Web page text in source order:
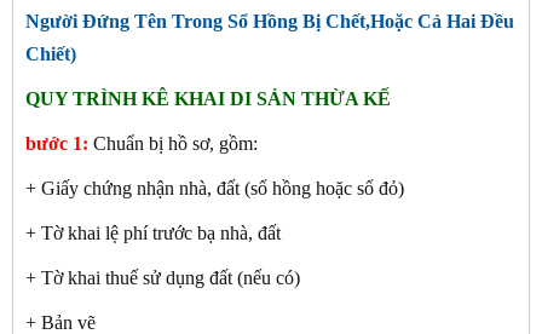
Người Đứng Tên Trong Sổ Hồng Bị Chết,Hoặc Cả Hai Đều
Chiết)
QUY TRÌNH KÊ KHAI DI SẢN THỪA KẾ
bước 1: Chuẩn bị hồ sơ, gồm:
+ Giấy chứng nhận nhà, đất (sổ hồng hoặc sổ đỏ)
+ Tờ khai lệ phí trước bạ nhà, đất
+ Tờ khai thuế sử dụng đất (nếu có)
+ Bản vẽ